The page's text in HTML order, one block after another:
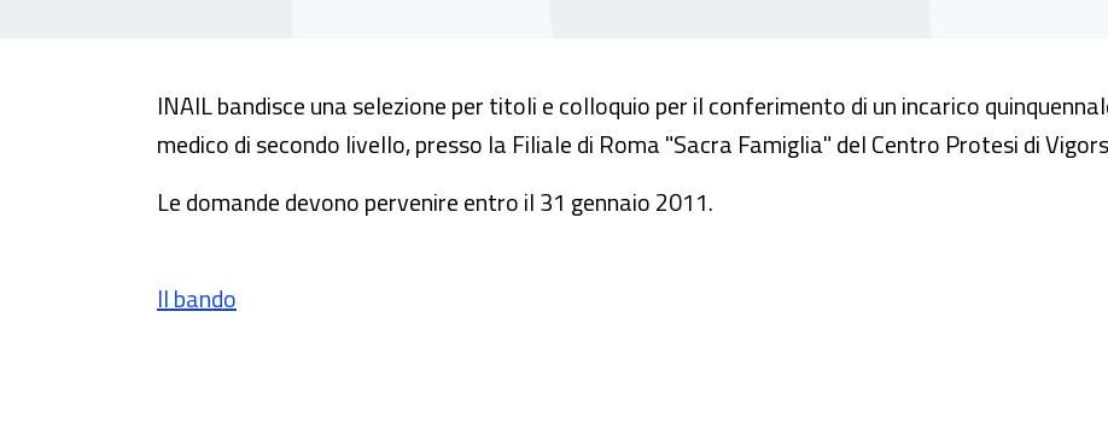
INAIL bandisce una selezione per titoli e colloquio per il conferimento di un incarico
medico di secondo livello, presso la Filiale di Roma "Sacra Famiglia" del Centro Protesi di
Le domande devono pervenire entro il 31 gennaio 2011.
Il bando